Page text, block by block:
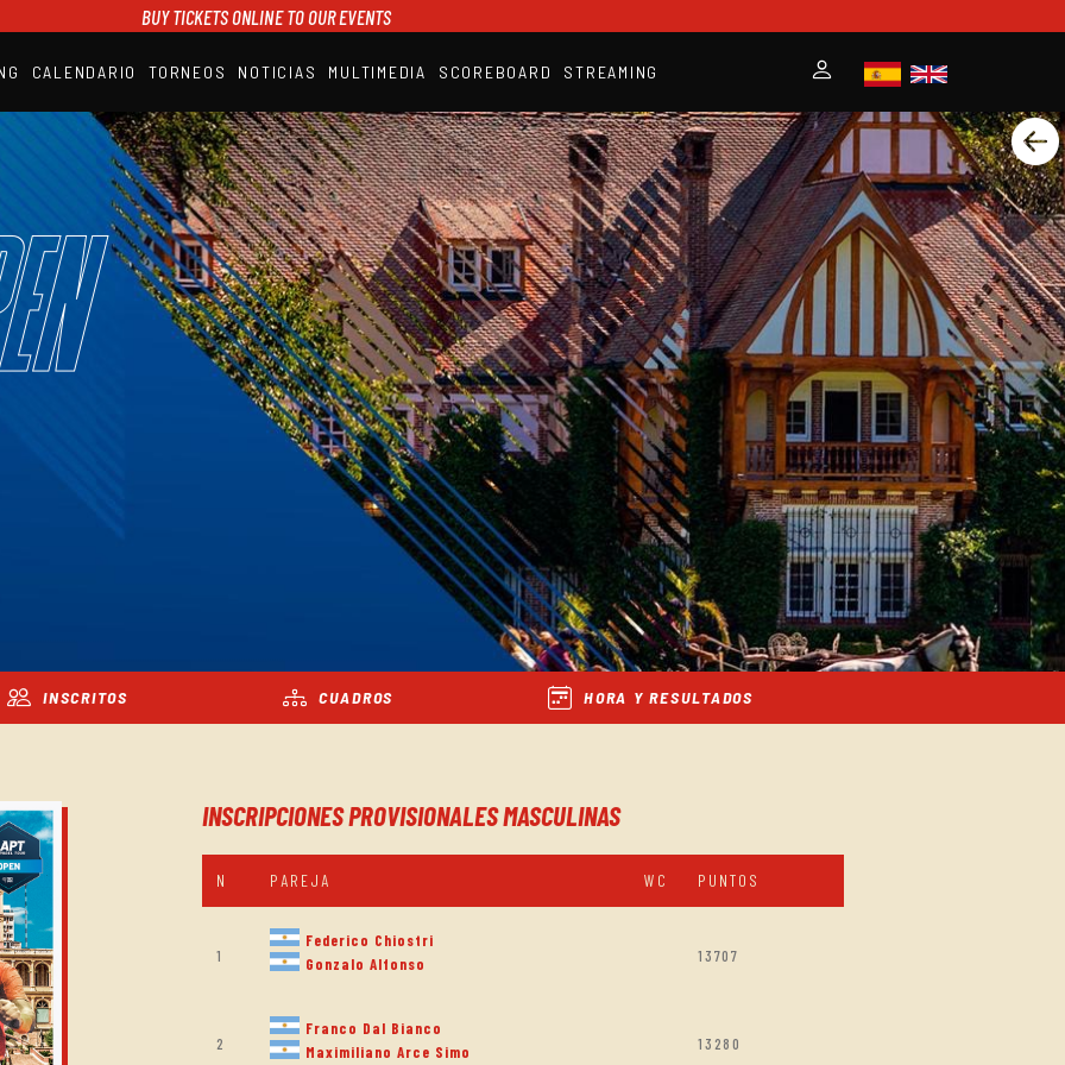
BUY TICKETS ONLINE TO OUR EVENTS
CALENDARIO TORNEOS NOTICIAS MULTIMEDIA SCOREBOARD STREAMING
A1PADEL
RANKING
CALENDARIO
TORNEOS
NOTICIAS
MULTIMEDIA
SCOREBOARD
STREAMING
INSCRITOS CUADROS HORA Y RESULTADOS
INSCRIPCIONES PROVISIONALES MASCULINAS
N PAREJA WC PUNTOS
1
Federico Chiostri
Gonzalo Alfonso
13707
2
Franco Dal Bianco
Maximiliano Arce Simo
13280